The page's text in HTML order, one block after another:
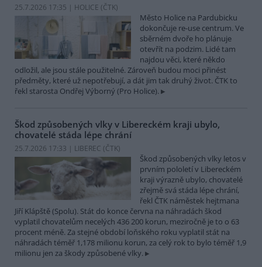
25.7.2026 17:35 | HOLICE (ČTK)
Město Holice na Pardubicku
dokončuje re-use centrum. Ve
sběrném dvoře ho plánuje
otevřít na podzim. Lidé tam
najdou věci, které někdo
odložil, ale jsou stále použitelné. Zároveň budou moci přinést
předměty, které už nepotřebují, a dát jim tak druhý život. ČTK to
řekl starosta Ondřej Výborný (Pro Holice).
Škod způsobených vlky v Libereckém kraji ubylo,
chovatelé stáda lépe chrání
25.7.2026 17:33 | LIBEREC (ČTK)
Škod způsobených vlky letos v
prvním pololetí v Libereckém
kraji výrazně ubylo, chovatelé
zřejmě svá stáda lépe chrání,
řekl ČTK náměstek hejtmana
Jiří Klápště (Spolu). Stát do konce června na náhradách škod
vyplatil chovatelům necelých 436 200 korun, meziročně je to o 63
procent méně. Za stejné období loňského roku vyplatil stát na
náhradách téměř 1,178 milionu korun, za celý rok to bylo téměř 1,9
milionu jen za škody způsobené vlky.